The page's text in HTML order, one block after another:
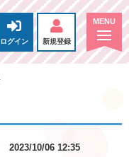
ログイン 新規登録
2023/10/06 12:35